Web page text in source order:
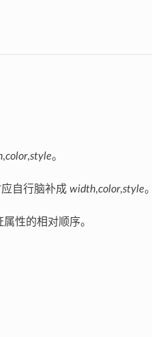
,color,style。
自行脑补成 width,color,style。
性的相对顺序。